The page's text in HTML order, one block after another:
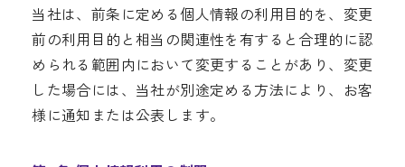
当社は、前条に定める個人情報の利用目的を、変更
前の利用目的と相当の関連性を有すると合理的に認
められる範囲内において変更することがあり、変更
した場合には、当社が別途定める方法により、お客
様に通知または公表します。